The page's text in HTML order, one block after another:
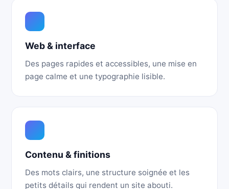
Web & interface
Des pages rapides et accessibles, une mise en
page calme et une typographie lisible.
Contenu & finitions
Des mots clairs, une structure soignée et les
petits détails qui rendent un site abouti.